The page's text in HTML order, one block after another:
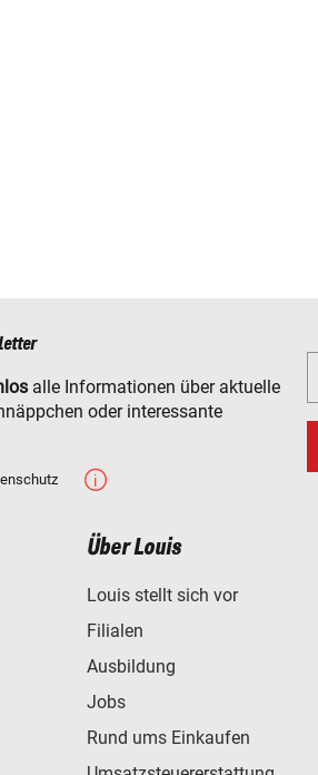
alle Informationen über aktuelle
oder interessante
Über Louis
Louis stellt sich vor
Filialen
Ausbildung
Jobs
Rund ums Einkaufen